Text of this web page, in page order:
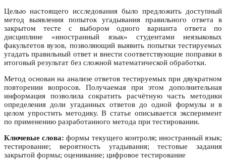
Целью настоящего исследования было предложить доступный
метод выявления попыток угадывания правильного ответа в
закрытом тесте с выбором одного варианта ответа по
дисциплине «иностранный язык» студентами неязыковых
факультетов вузов, позволяющий выявить попытки тестируемых
угадать правильный ответ и внести соответствующие поправки в
итоговый результат без сложной математической обработки.
Метод основан на анализе ответов тестируемых при двукратном
повторении вопросов. Получаемая при этом дополнительная
информация позволила сократить расчётную часть методики
определения доли угаданных ответов до одной формулы и в
целом упростить методику. В статье описывается эксперимент
по применению разработанного метода при тестировании.
Ключевые слова: формы текущего контроля; иностранный язык;
тестирование; вероятность угадывания; тестовые задания
закрытой формы; оценивание; цифровое тестирование